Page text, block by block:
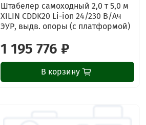
Штабелер самоходный 2,0 т 5,0 м
XILIN CDDK20 Li-ion 24/230 В/Ач
ЭУР, выдв. опоры (с платформой)
1 195 776 ₽
В корзину